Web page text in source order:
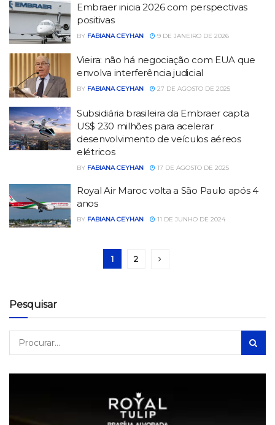
Embraer inicia 2026 com perspectivas
positivas
BY FABIANA CEYHAN 9 DE JANEIRO DE 2026
Vieira: não há negociação com EUA que
envolva interferência judicial
BY FABIANA CEYHAN 27 DE AGOSTO DE 2025
Subsidiária brasileira da Embraer capta
US$ 230 milhões para acelerar
desenvolvimento de veículos aéreos
elétricos
BY FABIANA CEYHAN 17 DE AGOSTO DE 2025
Royal Air Maroc volta a São Paulo após 4
anos
BY FABIANA CEYHAN 11 DE JUNHO DE 2024
1 2
Pesquisar